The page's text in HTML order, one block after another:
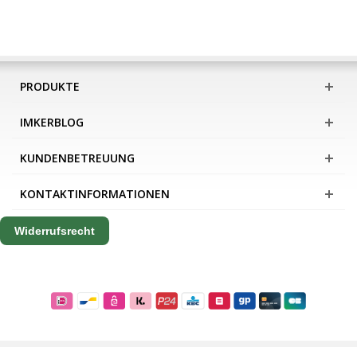
PRODUKTE
IMKERBLOG
KUNDENBETREUUNG
KONTAKTINFORMATIONEN
Widerrufsrecht